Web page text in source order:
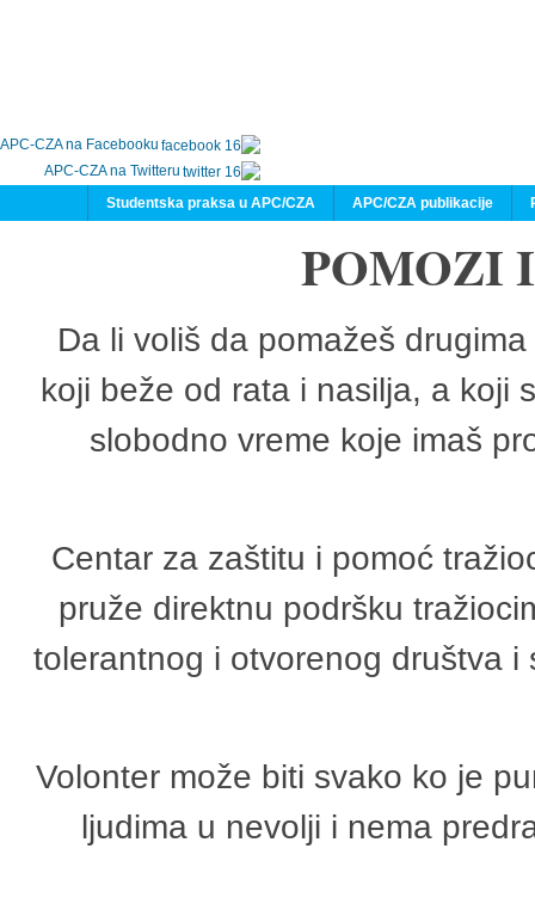
APC-CZA na Facebooku
APC-CZA na Twitteru
APC/CZA publikacije
Studentska praksa u APC/CZA
POMOZI
Da li voliš da pomažeš
koji beže od rata i nasilja, a koji
slobodno vreme koje imaš
Centar za zaštitu i pomoć
pruže direktnu podršku
tolerantnog i otvorenog društva
Volonter može biti svako ko je
ljudima u nevolji i nema